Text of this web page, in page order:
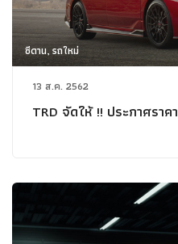
ซีดาน, รถใหม่
13 ส.ค. 2562
TRD จัดให้ !! ประกาศรา